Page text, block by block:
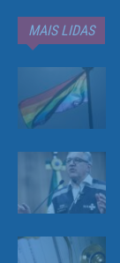
MAIS LIDAS